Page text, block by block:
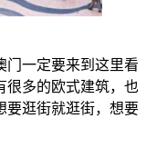
门一定要来到这里看
很多的欧式建筑，也
要逛街就逛街，想要